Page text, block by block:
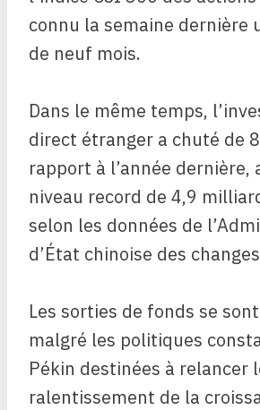
connu la semaine dernière
de neuf mois.
Dans le même temps,
direct étranger a chuté de
rapport à l’année
niveau record de 4,9
selon les données de
d’État chinoise des
Les sorties de fonds se
malgré les politiques
Pékin destinées à relancer
ralentissement de la